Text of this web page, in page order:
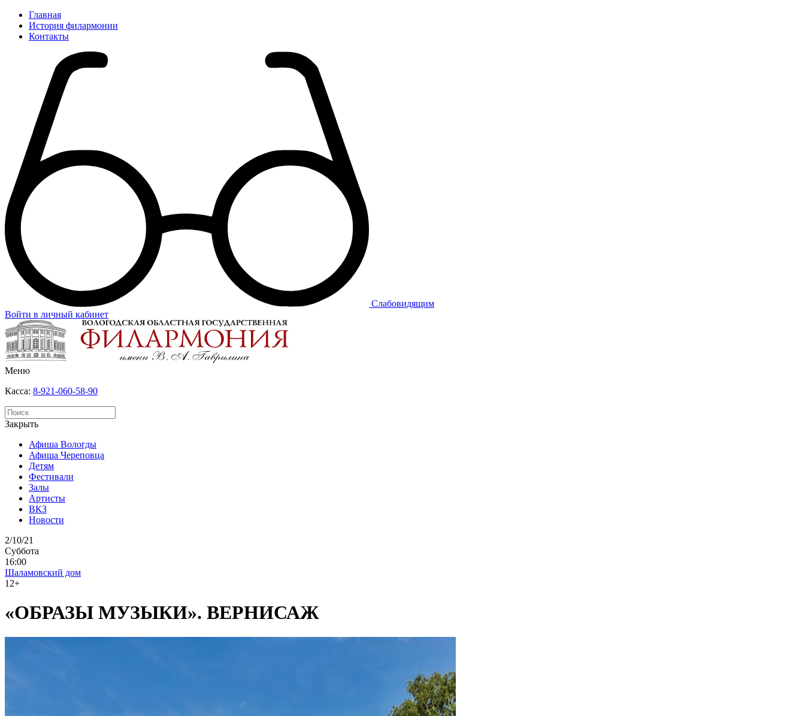
Главная
История филармонии
Контакты
Слабовидящим
Войти в личный кабинет
Меню
Касса: 8-921-060-58-90
Закрыть
Афиша Вологды
Афиша Череповца
Детям
Фестивали
Залы
Артисты
ВКЗ
Новости
2/10/21
Суббота
16:00
Шаламовский дом
12+
«ОБРАЗЫ МУЗЫКИ». ВЕРНИСАЖ